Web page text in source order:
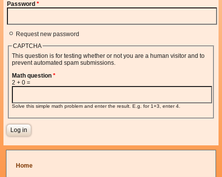
Password*
Request new password
CAPTCHA
This question is for testing whether or not you are a human visitor and to
prevent automated spam submissions.
Math question*
2 + 0 =
Solve this simple math problem and enter the result. E.g. for 1+3, enter 4.
You are here
Home